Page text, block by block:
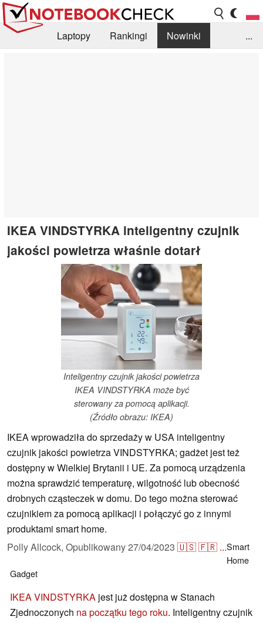
Laptopy Rankingi
Nowinki
...
IKEA VINDSTYRKA inteligentny czujnik
jakości powietrza właśnie dotarł
Inteligentny czujnik jakości powietrza
IKEA VINDSTYRKA może być
sterowany za pomocą aplikacji.
(Źródło obrazu: IKEA)
IKEA wprowadziła do sprzedaży w USA inteligentny
czujnik jakości powietrza VINDSTYRKA; gadżet jest też
dostępny w Wielkiej Brytanii i UE. Za pomocą urządzenia
można sprawdzić temperaturę, wilgotność lub obecność
drobnych cząsteczek w domu. Do tego można sterować
czujnikiem za pomocą aplikacji i połączyć go z innymi
produktami smart home.
Polly Allcock, Opublikowany27/04/2023 🇺🇸🇫🇷 ...Smart
Home
Gadget
IKEA VINDSTYRKA jest już dostępna w Stanach
Zjednoczonych na początku tego roku. Inteligentny czujnik